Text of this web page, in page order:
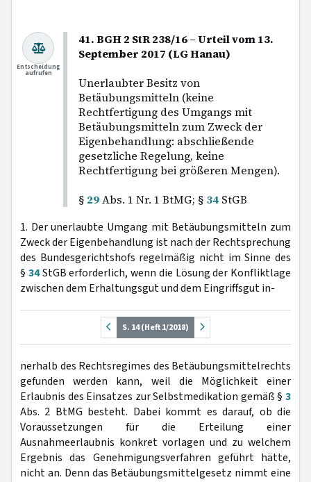
41. BGH 2 StR 238/16 – Urteil vom 13.
September 2017 (LG Hanau)
Unerlaubter Besitz von
Betäubungsmitteln (keine
Rechtfertigung des Umgangs mit
Betäubungsmitteln zum Zweck der
Eigenbehandlung: abschließende
gesetzliche Regelung, keine
Rechtfertigung bei größeren Mengen).
§ 29Abs. 1 Nr. 1 BtMG; § 34 StGB
Entscheidung
aufrufen
1. Der unerlaubte Umgang mit Betäubungsmitteln zum
Zweck der Eigenbehandlung ist nach der Rechtsprechung
des Bundesgerichtshofs regelmäßig nicht im Sinne des
§ 34StGB erforderlich, wenn die Lösung der Konfliktlage
zwischen dem Erhaltungsgut und dem Eingriffsgut in-
S. 14 (Heft 1/2018)
nerhalb des Rechtsregimes des Betäubungsmittelrechts
gefunden werden kann, weil die Möglichkeit einer
Erlaubnis des Einsatzes zur Selbstmedikation gemäß § 3
Abs. 2 BtMG besteht. Dabei kommt es darauf, ob die
Voraussetzungen für die Erteilung einer
Ausnahmeerlaubnis konkret vorlagen und zu welchem
Ergebnis das Genehmigungsverfahren geführt hätte,
nicht an. Denn das Betäubungsmittelgesetz nimmt eine